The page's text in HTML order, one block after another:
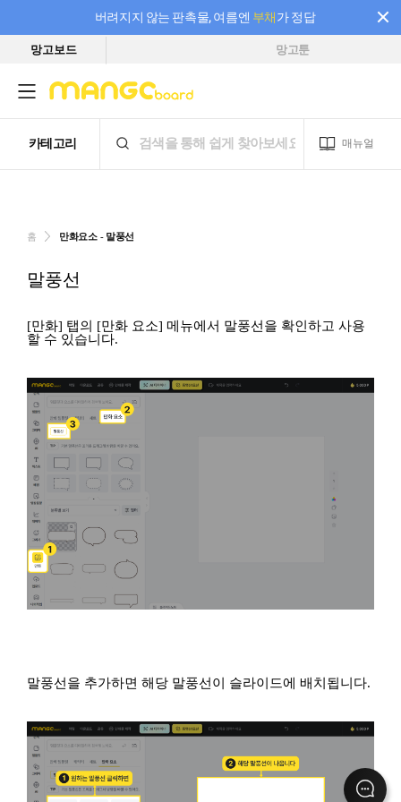
버려지지 않는 판촉물, 여름엔 부채가 정답
필요한 만큼 충전하고 끊김 없이 작업하세요! 새로워진 AI 부스터 요금제
망고보드 망고툰
홈 만화요소 - 말풍선
말풍선
[만화] 탭의 [만화 요소] 메뉴에서 말풍선을 확인하고 사용
할 수 있습니다.
말풍선을 추가하면 해당 말풍선이 슬라이드에 배치됩니다.